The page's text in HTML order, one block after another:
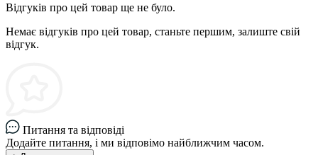
Відгуків про цей товар ще не було.
Немає відгуків про цей товар, станьте першим, залиште свій
відгук.
Питання та відповіді
Додайте питання, і ми відповімо найближчим часом.